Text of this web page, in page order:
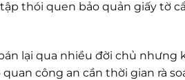
thói quen bảo quản giấy tờ
lại qua nhiều đời chủ nhưng
công an cần thời gian rà